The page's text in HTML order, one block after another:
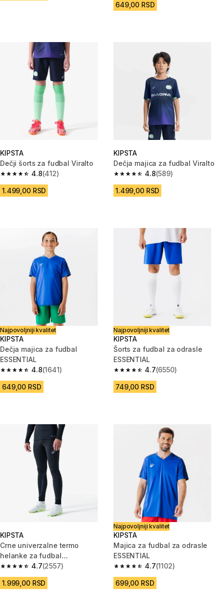
649,00 RSD
KIPSTA
Dečji šorts za fudbal Viralto
4.8
4.8 od 5 zvezdica from 412 Recenzije
(412)
1.499,00 RSD
KIPSTA
Dečja majica za fudbal Viralto
4.8
4.8 od 5 zvezdica from 589
(589)
1.499,00 RSD
Najpovoljniji kvalitet
KIPSTA
Dečja majica za fudbal
ESSENTIAL
4.8
4.8 od 5 zvezdica from 1641 Recenzije
(1641)
649,00 RSD
Najpovoljniji kvalitet
KIPSTA
Šorts za fudbal za odrasle
ESSENTIAL
4.7
4.7 od 5 zvezdica from 6550
(6550)
749,00 RSD
KIPSTA
Crne univerzalne termo
helanke za fudbal
KEEPCOMFORT 100
4.7
4.7 od 5 zvezdica from 2557 Recenzije
(2557)
1.999,00 RSD
Najpovoljniji kvalitet
KIPSTA
Majica za fudbal za odrasle
ESSENTIAL
4.7
4.7 od 5 zvezdica from 1102
(1102)
699,00 RSD